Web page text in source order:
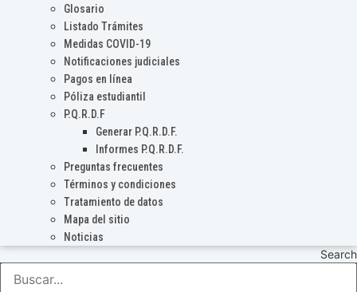
Glosario
Listado Trámites
Medidas COVID-19
Notificaciones judiciales
Pagos en línea
Póliza estudiantil
P.Q.R.D.F
Generar P.Q.R.D.F.
Informes P.Q.R.D.F.
Preguntas frecuentes
Términos y condiciones
Tratamiento de datos
Mapa del sitio
Noticias
Search